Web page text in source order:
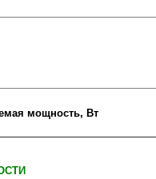
мощность, Вт